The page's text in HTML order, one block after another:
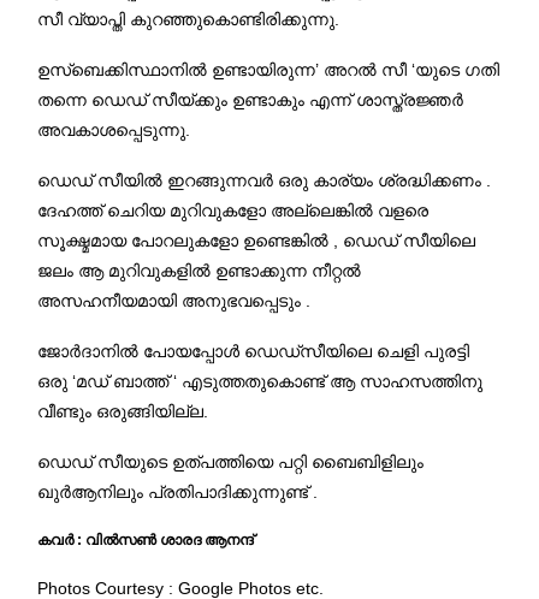
സീ വ്യാപ്തി കുറഞ്ഞുകൊണ്ടിരിക്കുന്നു.
ഉസ്ബെക്കിസ്ഥാനിൽ ഉണ്ടായിരുന്ന’ അറൽ സീ ‘യുടെ ഗതി
തന്നെ ഡെഡ് സീയ്ക്കും ഉണ്ടാകും എന്ന് ശാസ്ത്രജ്ഞർ
അവകാശപ്പെടുന്നു.
ഡെഡ് സീയിൽ ഇറങ്ങുന്നവർ ഒരു കാര്യം ശ്രദ്ധിക്കണം .
ദേഹത്ത് ചെറിയ മുറിവുകളോ അല്ലെങ്കിൽ വളരെ
സൂക്ഷ്മമായ പോറലുകളോ ഉണ്ടെങ്കിൽ , ഡെഡ് സീയിലെ
ജലം ആ മുറിവുകളിൽ ഉണ്ടാക്കുന്ന നീറ്റൽ
അസഹനീയമായി അനുഭവപ്പെടും .
ജോർദാനിൽ പോയപ്പോൾ ഡെഡ്സീയിലെ ചെളി പുരട്ടി
ഒരു ‘മഡ് ബാത്ത് ‘ എടുത്തതുകൊണ്ട് ആ സാഹസത്തിനു
വീണ്ടും ഒരുങ്ങിയില്ല.
ഡെഡ് സീയുടെ ഉത്പത്തിയെ പറ്റി ബൈബിളിലും
ഖുർആനിലും പ്രതിപാദിക്കുന്നുണ്ട് .
കവർ : വിൽസൺ ശാരദ ആനന്ദ്
Photos Courtesy : Google Photos etc.